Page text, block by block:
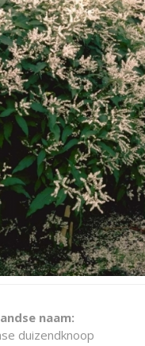
naam:
duizendknoop